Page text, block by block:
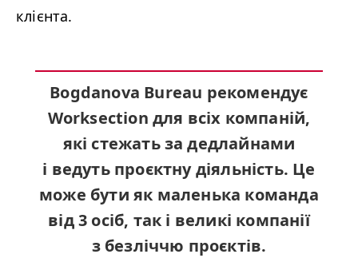
клієнта.
Bogdanova Bureau рекомендує
Worksection для всіх компаній,
які стежать за дедлайнами
і ведуть проєктну діяльність. Це
може бути як маленька команда
від 3 осіб, так і великі компанії
з безліччю проєктів.